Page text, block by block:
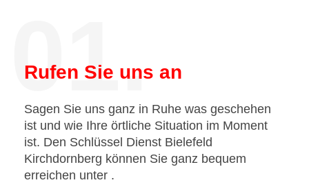
01.
Rufen Sie uns an
Sagen Sie uns ganz in Ruhe was geschehen
ist und wie Ihre örtliche Situation im Moment
ist. Den Schlüssel Dienst Bielefeld
Kirchdornberg können Sie ganz bequem
erreichen unter .